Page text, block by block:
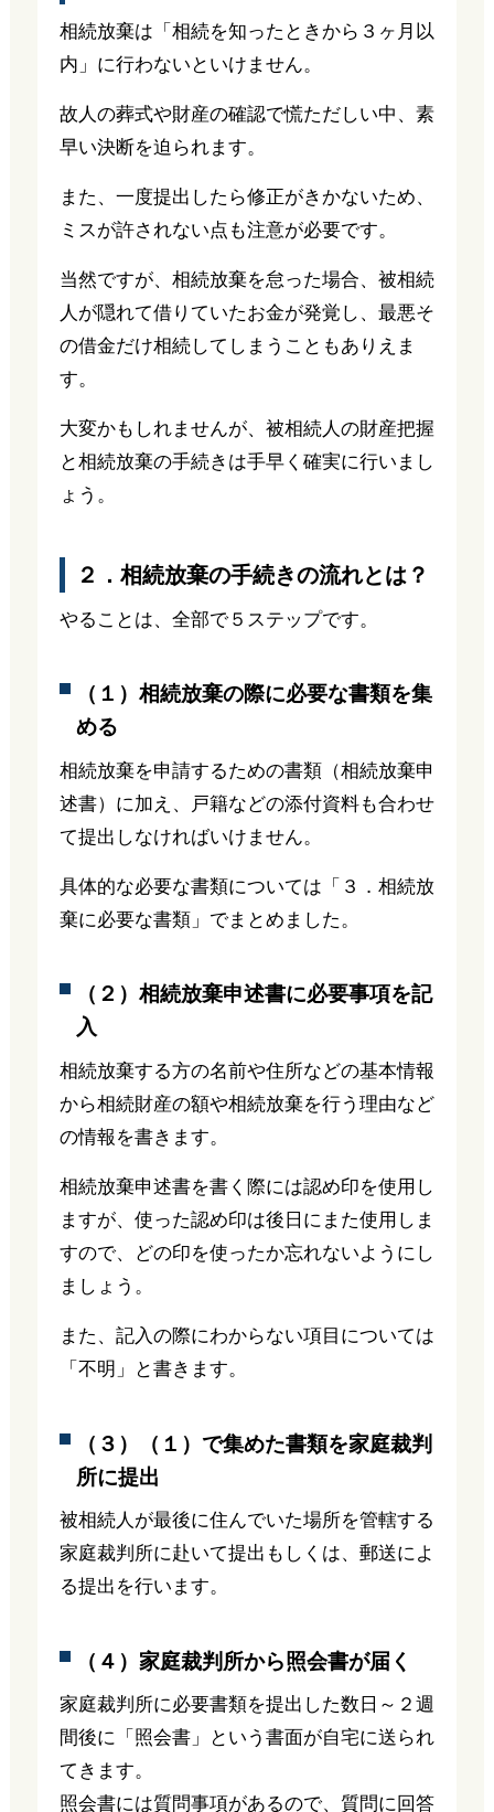
相続放棄は「相続を知ったときから３ヶ月以
内」に行わないといけません。
故人の葬式や財産の確認で慌ただしい中、素
早い決断を迫られます。
また、一度提出したら修正がきかないため、
ミスが許されない点も注意が必要です。
当然ですが、相続放棄を怠った場合、被相続
人が隠れて借りていたお金が発覚し、最悪そ
の借金だけ相続してしまうこともありえま
す。
大変かもしれませんが、被相続人の財産把握
と相続放棄の手続きは手早く確実に行いまし
ょう。
２．相続放棄の手続きの流れとは？
やることは、全部で５ステップです。
（１）相続放棄の際に必要な書類を集
める
相続放棄を申請するための書類（相続放棄申
述書）に加え、戸籍などの添付資料も合わせ
て提出しなければいけません。
具体的な必要な書類については「３．相続放
棄に必要な書類」でまとめました。
（２）相続放棄申述書に必要事項を記
入
相続放棄する方の名前や住所などの基本情報
から相続財産の額や相続放棄を行う理由など
の情報を書きます。
相続放棄申述書を書く際には認め印を使用し
ますが、使った認め印は後日にまた使用しま
すので、どの印を使ったか忘れないようにし
ましょう。
また、記入の際にわからない項目については
「不明」と書きます。
（３）（１）で集めた書類を家庭裁判
所に提出
被相続人が最後に住んでいた場所を管轄する
家庭裁判所に赴いて提出もしくは、郵送によ
る提出を行います。
（４）家庭裁判所から照会書が届く
家庭裁判所に必要書類を提出した数日～２週
間後に「照会書」という書面が自宅に送られ
てきます。
照会書には質問事項があるので、質問に回答